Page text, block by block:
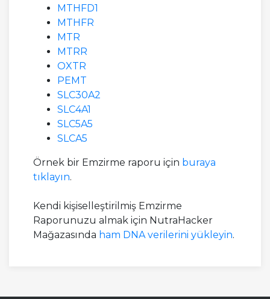
MTHFD1
MTHFR
MTR
MTRR
OXTR
PEMT
SLC30A2
SLC4A1
SLC5A5
SLCA5
Örnek bir Emzirme raporu için buraya
tıklayın.
Kendi kişiselleştirilmiş Emzirme
Raporunuzu almak için NutraHacker
Mağazasında ham DNA verilerini yükleyin.